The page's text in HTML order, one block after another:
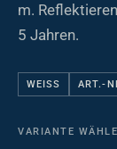
m.
5 Jahren.
WEISS ART.-
VARIANTE